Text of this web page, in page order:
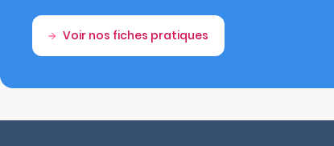
Voir nos fiches pratiques